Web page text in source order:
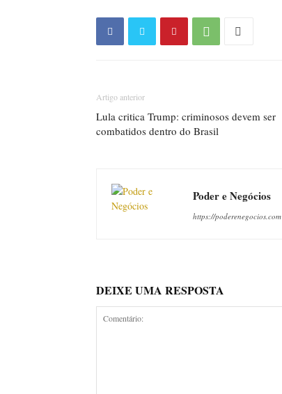
Artigo anterior
Lula critica Trump: criminosos devem ser
combatidos dentro do Brasil
Poder e Negócios
https://poderenegocios.com
DEIXE UMA RESPOSTA